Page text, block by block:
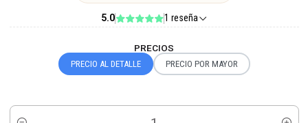
5.0 1 reseña
PRECIOS
PRECIO AL DETALLE PRECIO POR MAYOR